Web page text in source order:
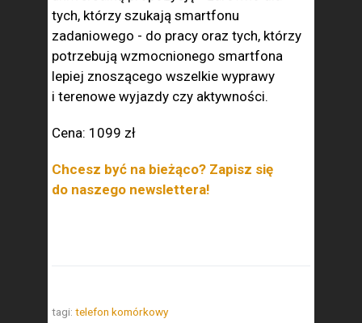
tych, którzy szukają smartfonu
zadaniowego - do pracy oraz tych, którzy
potrzebują wzmocnionego smartfona
lepiej znoszącego wszelkie wyprawy
i terenowe wyjazdy czy aktywności.
Cena: 1099 zł
Chcesz być na bieżąco? Zapisz się
do naszego newslettera!
tagi: telefon komórkowy